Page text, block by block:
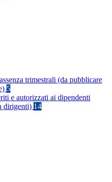
trimestrali (da pubblicare
5
e autorizzati ai dipendenti
dirigenti) 14